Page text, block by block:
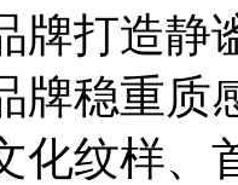
牌打造静
牌稳重质
化纹样、